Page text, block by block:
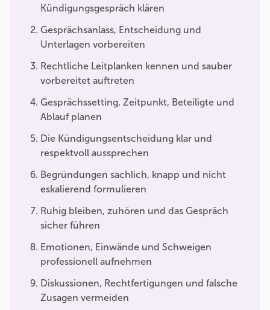
Kündigungsgespräch klären
Gesprächsanlass, Entscheidung und
Unterlagen vorbereiten
Rechtliche Leitplanken kennen und sauber
vorbereitet auftreten
Gesprächssetting, Zeitpunkt, Beteiligte und
Ablauf planen
Die Kündigungsentscheidung klar und
respektvoll aussprechen
Begründungen sachlich, knapp und nicht
eskalierend formulieren
Ruhig bleiben, zuhören und das Gespräch
sicher führen
Emotionen, Einwände und Schweigen
professionell aufnehmen
Diskussionen, Rechtfertigungen und falsche
Zusagen vermeiden